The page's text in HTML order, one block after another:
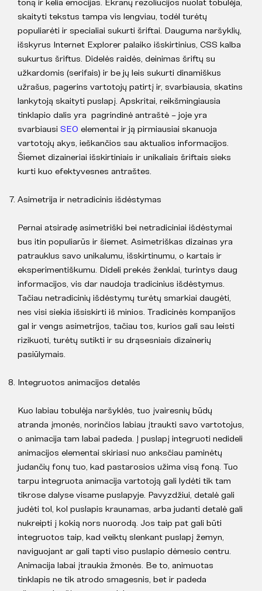
skaityti tekstus tampa vis lengviau, todėl turėtų
populiarėti ir specialiai sukurti šriftai. Dauguma naršyklių,
išskyrus Internet Explorer palaiko išskirtinius, CSS kalba
sukurtus šriftus. Didelės raidės, deinimas šriftų su
užkardomis (serifais) ir be jų leis sukurti dinamiškus
užrašus, pagerins vartotojų patirtį ir, svarbiausia, skatins
lankytoją skaityti puslapį. Apskritai, reikšmingiausia
tinklapio dalis yra pagrindinė antraštė – joje yra
svarbiausi SEO elementai ir ją pirmiausiai skanuoja
vartotojų akys, ieškančios sau aktualios informacijos.
Šiemet dizaineriai išskirtiniais ir unikaliais šriftais sieks
kurti kuo efektyvesnes antraštes.
Asimetrija ir netradicinis išdėstymas
Pernai atsiradę asimetriški bei netradiciniai išdėstymai
bus itin populiarūs ir šiemet. Asimetriškas dizainas yra
patrauklus savo unikalumu, išskirtinumu, o kartais ir
eksperimentiškumu. Dideli prekės ženklai, turintys daug
informacijos, vis dar naudoja tradicinius išdėstymus.
Tačiau netradicinių išdėstymų turėtų smarkiai daugėti,
nes visi siekia išsiskirti iš minios. Tradicinės kompanijos
gal ir vengs asimetrijos, tačiau tos, kurios gali sau leisti
rizikuoti, turėtų sutikti ir su drąsesniais dizainerių
pasiūlymais.
Integruotos animacijos detalės
Kuo labiau tobulėja naršyklės, tuo įvairesnių būdų
atranda įmonės, norinčios labiau įtraukti savo vartotojus,
o animacija tam labai padeda. Į puslapį integruoti nedideli
animacijos elementai skiriasi nuo anksčiau paminėtų
judančių fonų tuo, kad pastarosios užima visą foną. Tuo
tarpu integruota animacija vartotoją gali lydėti tik tam
tikrose dalyse visame puslapyje. Pavyzdžiui, detalė gali
judėti tol, kol puslapis kraunamas, arba judanti detalė gali
nukreipti į kokią nors nuorodą. Jos taip pat gali būti
integruotos taip, kad veiktų slenkant puslapį žemyn,
naviguojant ar gali tapti viso puslapio dėmesio centru.
Animacija labai įtraukia žmonės. Be to, animuotas
tinklapis ne tik atrodo smagesnis, bet ir padeda